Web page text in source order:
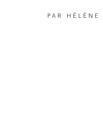
PAR HÉLÈNE